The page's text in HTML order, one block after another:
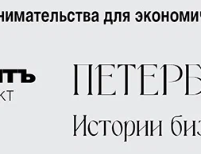
Реклама в «Ъ»